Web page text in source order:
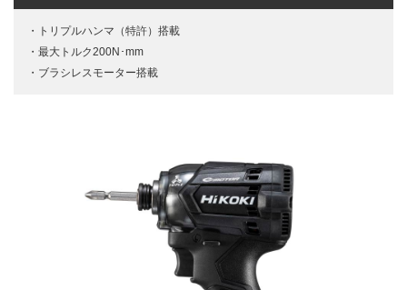
トリプルハンマ（特許）搭載
最大トルク200N･mm
ブラシレスモーター搭載